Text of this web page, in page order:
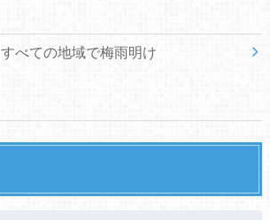
すべての地域で梅雨明け